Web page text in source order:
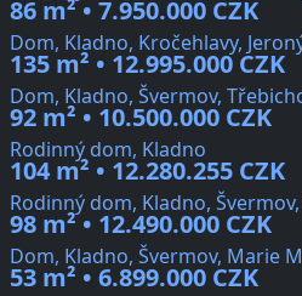
86 m² • 7.950.000 CZK
Dom, Kladno, Kročehlavy,
135 m² • 12.995.000 CZK
Dom, Kladno, Švermov,
92 m² • 10.500.000 CZK
Rodinný dom, Kladno
104 m² • 12.280.255 CZK
Rodinný dom, Kladno,
98 m² • 12.490.000 CZK
Dom, Kladno, Švermov, Marie
53 m² • 6.899.000 CZK